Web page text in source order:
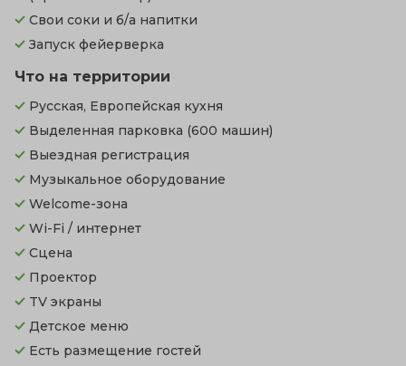
Свои соки и б/а напитки
Запуск фейерверка
Что на территории
Русская, Европейская кухня
Выделенная парковка (600 машин)
Выездная регистрация
Музыкальное оборудование
Welcome-зона
Wi-Fi / интернет
Сцена
Проектор
TV экраны
Детское меню
Есть размещение гостей